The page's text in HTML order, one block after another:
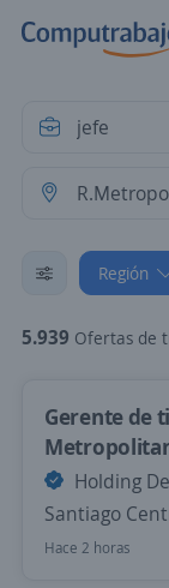
Región
5.939 Ofertas de
Gerente de
Holding
Santiago
Hace 2 horas